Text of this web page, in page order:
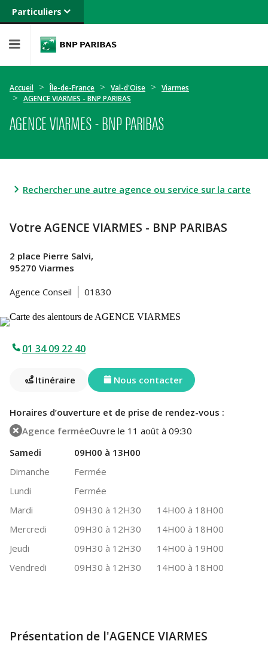
Particuliers
Banque privée
Entreprises
Accueil Île-de-France Val-d'Oise
Viarmes
AGENCE VIARMES - BNP PARIBAS
AGENCE VIARMES - BNP PARIBAS
Rechercher une autre agence ou service sur la carte
Votre AGENCE VIARMES - BNP PARIBAS
2 place Pierre Salvi,
95270 Viarmes
Agence Conseil
01830
01 34 09 22 40
Itinéraire Nous contacter
Horaires d’ouverture et de prise de rendez-vous :
Agence ferméeOuvre le 11 août à 09:30
Samedi
09H00 à 13H00
Dimanche
Fermée
Lundi
Fermée
Mardi
09H30 à 12H30
14H00 à 18H00
Mercredi
09H30 à 12H30
14H00 à 18H00
Jeudi
09H30 à 12H30
14H00 à 19H00
Vendredi
09H30 à 12H30 14H00 à 18H00
Présentation de l'AGENCE VIARMES